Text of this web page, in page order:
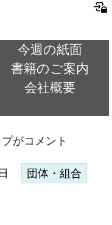
今週の紙面
書籍のご案内
会社概要
がコメント
団体・組合